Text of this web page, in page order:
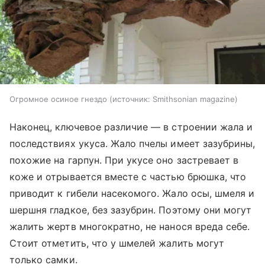
Огромное осиное гнездо источник: Smithsonian magazine
Наконец, ключевое различие — в строении жала и
последствиях укуса. Жало пчелы имеет зазубрины,
похожие на гарпун. При укусе оно застревает в
коже и отрывается вместе с частью брюшка, что
приводит к гибели насекомого. Жало осы, шмеля и
шершня гладкое, без зазубрин. Поэтому они могут
жалить жертв многократно, не нанося вреда себе.
Стоит отметить, что у шмелей жалить могут
только самки.